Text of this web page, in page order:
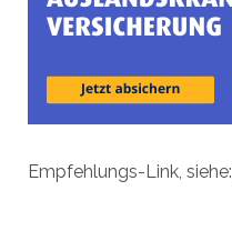
Empfehlungs-Link, siehe: